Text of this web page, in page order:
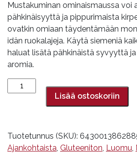
Mustakuminan ominaismaussa voi
pähkinäisyyttä ja pippurimaista
ovatkin omiaan täydentämään
idän ruokalajeja. Käytä siemeniä
haluat lisätä pähkinäistä syvyyttä
aromia.
Mustakuminansiemen
100
määrä
Lisää ostoskoriin
Tuotetunnus (SKU):
Ajankohtaista Gluteeniton Luomu